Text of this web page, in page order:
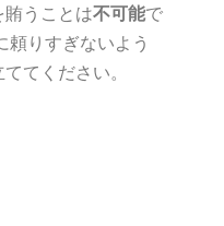
うことは不可能で
頼りすぎないよう
てください。